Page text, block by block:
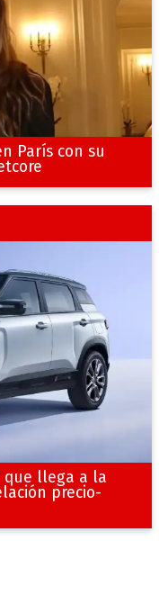
París con su
que llega a la
precio-